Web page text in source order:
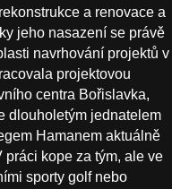
a renovace a
jeho nasazení se právě
navrhování projektů v
projektovou
centra Bořislavka,
dlouholetým jednatelem
Hamanem aktuálně
kope za tým, ale ve
sporty golf nebo